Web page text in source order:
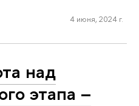
4 июня, 2024 г.
над
этапа –